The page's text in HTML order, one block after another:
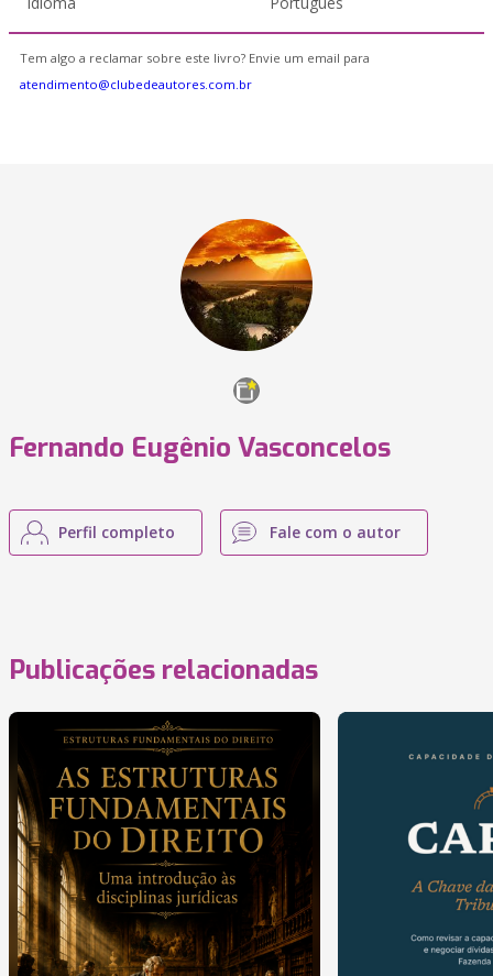
Tem algo a reclamar sobre este livro? Envie um email para
atendimento@clubedeautores.com.br
Fernando Eugênio Vasconcelos
Perfil completo Fale com o autor
Publicações relacionadas